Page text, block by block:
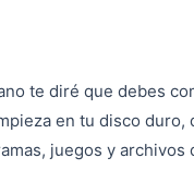
te diré que debes
en tu disco duro,
juegos y archivos